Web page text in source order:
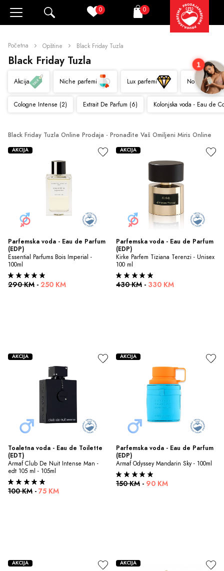
0 Korpa
0
Početna Opštine Black Friday Tuzla
Black Friday Tuzla
Akcija Niche parfemi Lux parfemi Novo
Cologne Intense (2) Extrait De Parfum (6) Kolonjska voda - Eau de
Black Friday Tuzla Online Prodaja - Pronađite Vaš Omiljeni Miris Online
Parfemska voda - Eau de Parfum
(EDP)
Essential Parfums Bois Imperial -
100ml
290 KM - 250 KM
AKCIJA
Parfemska voda - Eau de Parfum
(EDP)
Kirke Parfem Tiziana Terenzi - Unisex
100 ml
430 KM - 330 KM
AKCIJA
Toaletna voda - Eau de Toilette
(EDT)
Armaf Club De Nuit Intense Man -
edt 105 ml - 105ml
100 KM - 75 KM
AKCIJA
Parfemska voda - Eau de Parfum
(EDP)
Armaf Odyssey Mandarin Sky - 100ml
150 KM - 90 KM
AKCIJA
AKCIJA AKCIJA
1